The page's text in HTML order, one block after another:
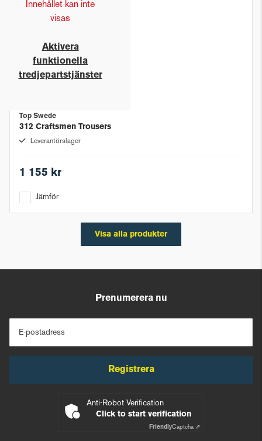
Innehållet kan inte
visas
Aktivera
funktionella
tredjepartstjänster
Top Swede
312 Craftsmen Trousers
Leverantörslager
1 155 kr
Jämför
Visa alla produkter
Prenumerera nu
E-postadress
Registrera
Anti-Robot Verification
Click to start verification
FriendlyCaptcha ⇗